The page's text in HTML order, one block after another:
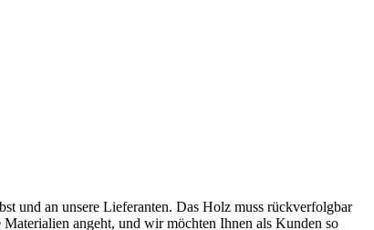
und an unsere Lieferanten. Das Holz muss rückverfolgbar
angeht, und wir möchten Ihnen als Kunden so